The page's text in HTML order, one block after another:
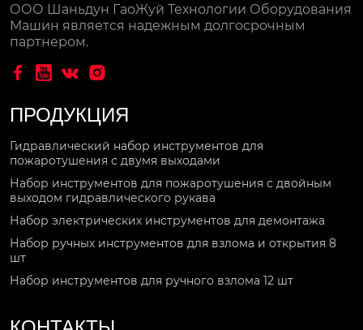
ООО Шаньдун ГаоЖуй Технологии Оборудования
Машин является надежным долгосрочным
партнером.
   
ПРОДУКЦИЯ
Гидравлический набор инструментов для
пожаротушения с двумя выходами
Набор инструментов для пожаротушения с двойным
выходом гидравлического рукава
Набор электрических инструментов для демонтажа
Набор ручных инструментов для взлома и открытия 8
шт
Набор инструментов для ручного взлома 12 шт